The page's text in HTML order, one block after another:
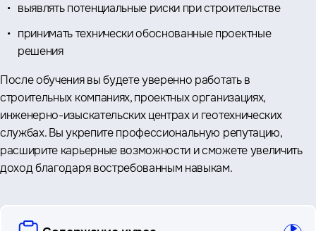
выявлять потенциальные риски при строительстве
принимать технически обоснованные проектные
решения
После обучения вы будете уверенно работать в
строительных компаниях, проектных организациях,
инженерно-изыскательских центрах и геотехнических
службах. Вы укрепите профессиональную репутацию,
расширите карьерные возможности и сможете увеличить
доход благодаря востребованным навыкам.
вопросы